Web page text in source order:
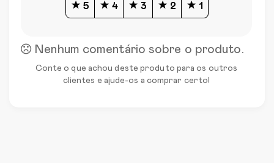
5 4 3 2 1
Nenhum comentário sobre o produto.
Conte o que achou deste produto para os outros
clientes e ajude-os a comprar certo!